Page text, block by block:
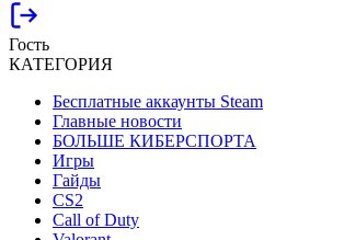
Гость
КАТЕГОРИЯ
Бесплатные аккаунты Steam
Главные новости
БОЛЬШЕ КИБЕРСПОРТА
Игры
Гайды
CS2
Call of Duty